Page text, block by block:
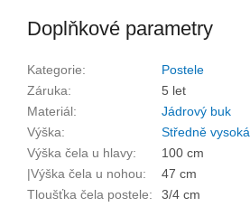
Doplňkové parametry
Kategorie:
Postele
Záruka:
5 let
Materiál:
Jádrový buk
Výška:
Středně vysoká
Výška čela u hlavy:
100 cm
|Výška čela u nohou:
47 cm
Tloušťka čela postele:
3/4 cm